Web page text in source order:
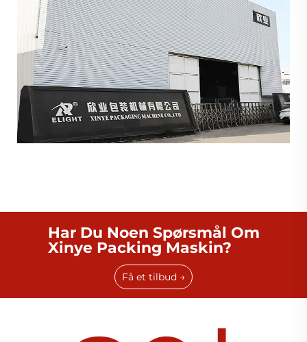
Har Du Noen Spørsmål Om
Xinye Packing Maskin?
Få et tilbud →